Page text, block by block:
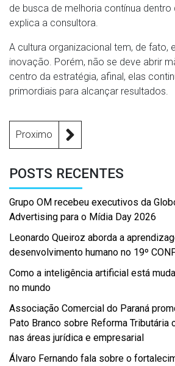
de busca de melhoria contínua dentro
explica a consultora.
A cultura organizacional tem, de fato,
inovação. Porém, não se deve abrir
centro da estratégia, afinal, elas
primordiais para alcançar resultados.
Proximo
POSTS RECENTES
Grupo OM recebeu executivos da
Advertising para o Mídia Day 2026
Leonardo Queiroz aborda a
desenvolvimento humano no 19º
Como a inteligência artificial está
no mundo
Associação Comercial do Paraná
Pato Branco sobre Reforma Tributária
nas áreas jurídica e empresarial
Álvaro Fernando fala sobre o